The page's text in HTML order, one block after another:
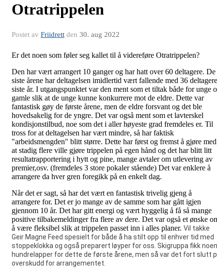
Otratrippelen
Postet av Friidrett den 30. aug 2022
Er det noen som føler seg kallet til å videreføre Otratrippelen?
Den har vært arrangert 10 ganger og har hatt over 60 deltagere. De
siste årene har deltagelsen imidlertid vært fallende med 36 deltagere
siste år. I utgangspunktet var den ment som et tiltak både for unge
gamle slik at de unge kunne konkurrere mot de eldre. Dette var
fantastisk gøy de første årene, men de eldre forsvant og det ble
hovedsakelig for de yngre. Det var også ment som et lavterskel
kondisjonstilbud, noe som det i aller høyeste grad fremdeles er. Til
tross for at deltagelsen har vært mindre, så har faktisk
"arbeidsmengden" blitt større. Dette har først og fremst å gjøre med
at stadig flere ville gjøre trippelen på egen hånd og det har blitt litt
resultatrapportering i hytt og pine, mange avtaler om utlevering av
premier,osv. (fremdeles 3 store pokaler stående) Det var enklere å
arrangere da hver gren foregikk på en enkelt dag.
Når det er sagt, så har det vært en fantastisk trivelig gjeng å
arrangere for. Det er jo mange av de samme som har gått igjen
gjennom 10 år. Det har gitt energi og vært hyggelig å få så mange
positive tilbakemeldinger fra flere av dere. Det var også et ønske
å være fleksibel slik at trippelen passet inn i alles planer. Vil takke
Geir Magne Feed spesielt for både å ha stilt opp til enhver tid med
stoppeklokka og også preparert løyper for oss. Skigruppa fikk noen
hundrelapper for dette de første årene, men så var det fort slutt
overskudd for arrangementet.